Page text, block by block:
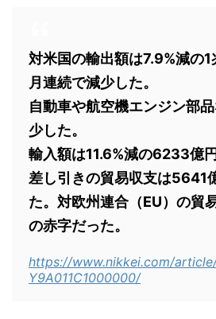
対米国の輸出額は7.9%減の
月連続で減少した。
自動車や航空機エンジン部
少した。
輸入額は11.6%減の6233億円
差し引きの貿易収支は5641
た。対欧州連合（EU）の貿
の赤字だった。
https://www.nikkei.com/article/
Y9A011C1000000/